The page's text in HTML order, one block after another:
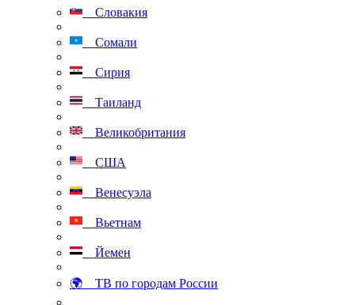
Словакия
Сомали
Сирия
Таиланд
Великобритания
США
Венесуэла
Вьетнам
Йемен
🌍 ТВ по городам России